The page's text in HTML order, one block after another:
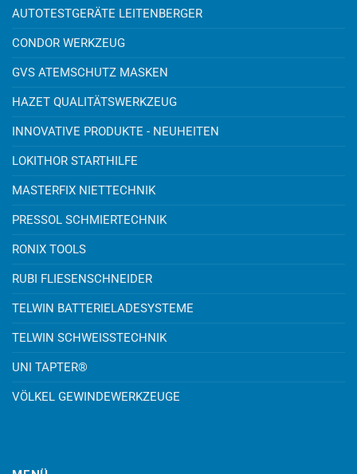
AUTOTESTGERÄTE LEITENBERGER
CONDOR WERKZEUG
GVS ATEMSCHUTZ MASKEN
HAZET QUALITÄTSWERKZEUG
INNOVATIVE PRODUKTE - NEUHEITEN
LOKITHOR STARTHILFE
MASTERFIX NIETTECHNIK
PRESSOL SCHMIERTECHNIK
RONIX TOOLS
RUBI FLIESENSCHNEIDER
TELWIN BATTERIELADESYSTEME
TELWIN SCHWEISSTECHNIK
UNI TAPTER®
VÖLKEL GEWINDEWERKZEUGE